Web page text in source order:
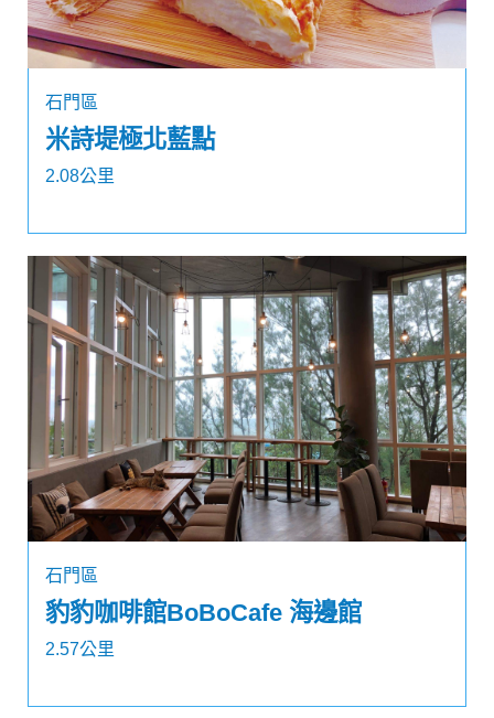
石門區
米詩堤極北藍點
2.08公里
石門區
豹豹咖啡館BoBoCafe 海邊館
2.57公里